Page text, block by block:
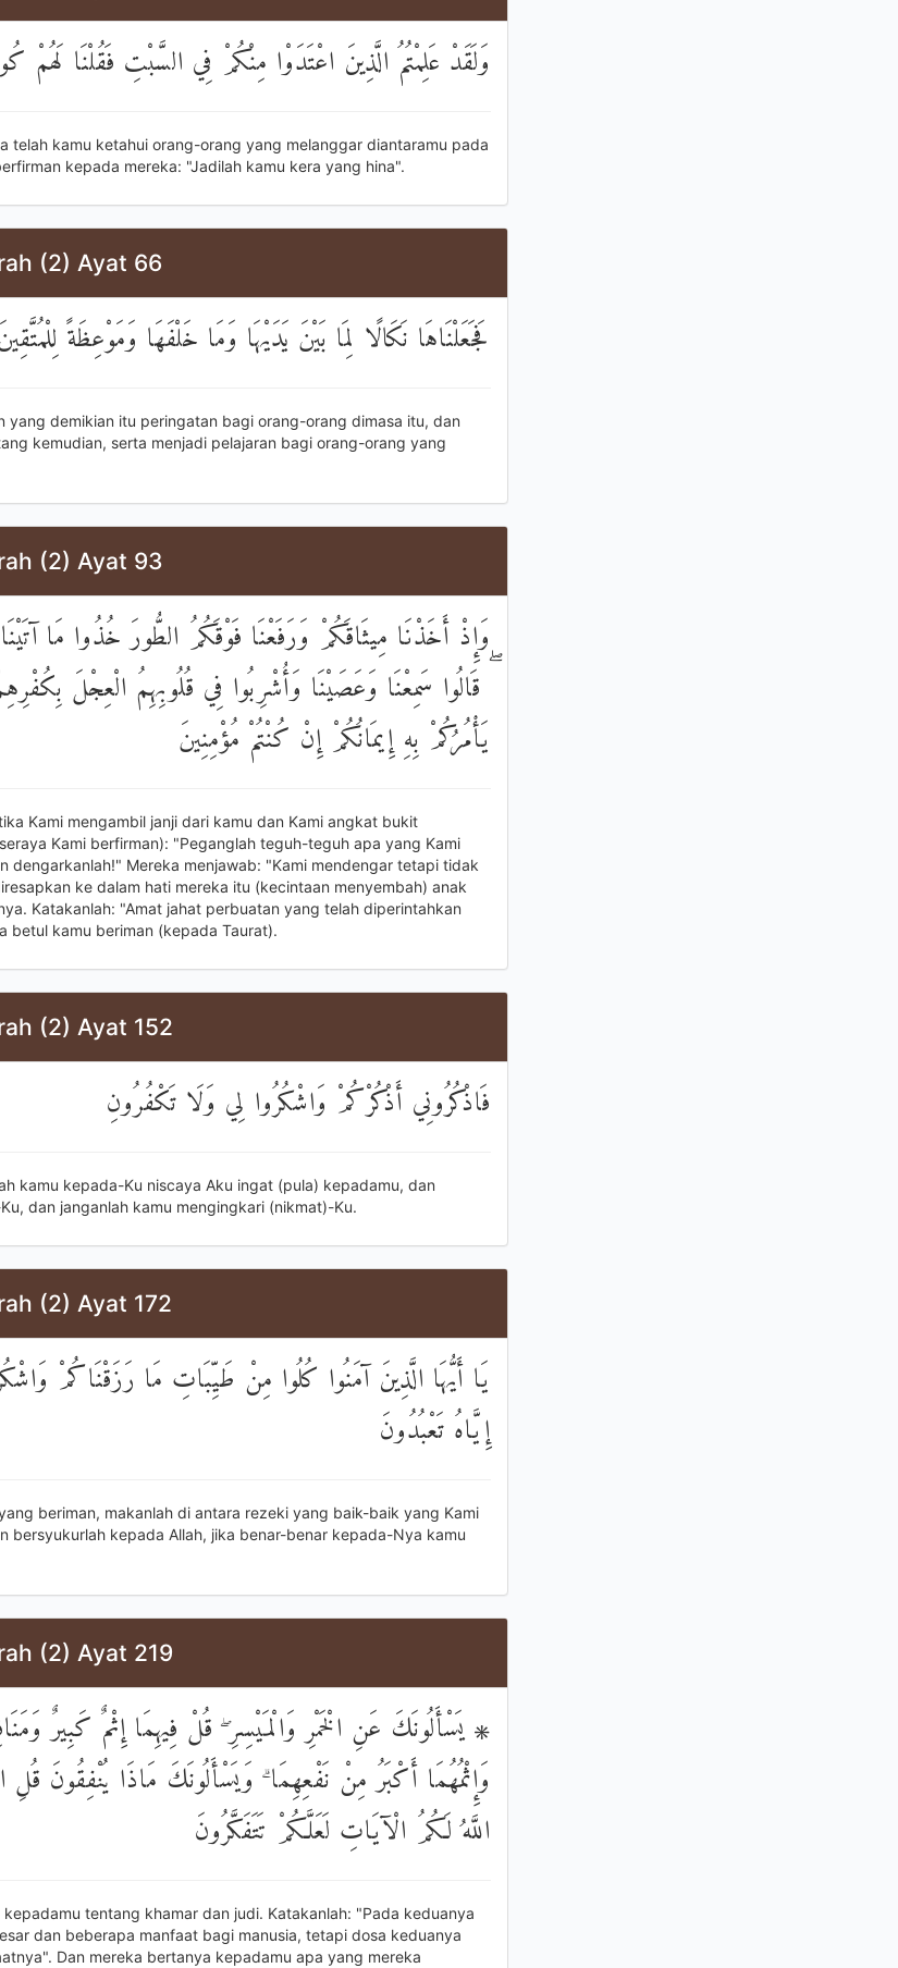
وَلَقَدْ عَلِمْتُمُ الَّذِينَ اعْتَدَوْا مِنْكُمْ فِي السَّبْتِ فَقُلْنَا لَهُمْ
telah kamu ketahui orang-orang yang melanggar diantaramu pada
kepada mereka: "Jadilah kamu kera yang hina".
(2) Ayat 66
فَجَعَلْنَاهَا نَكَالًا لِمَا بَيْنَ يَدَيْهَا وَمَا خَلْفَهَا وَمَوْعِظَةً
yang demikian itu peringatan bagi orang-orang dimasa itu, dan
kemudian, serta menjadi pelajaran bagi orang-orang yang
(2) Ayat 93
وَإِذْ أَخَذْنَا مِيثَاقَكُمْ وَرَفَعْنَا فَوْقَكُمُ الطُّورَ خُذُوا مَا
قَالُوا سَمِعْنَا وَعَصَيْنَا وَأُشْرِبُوا فِي قُلُوبِهِمُ الْعِجْلَ
يَأْمُرُكُمْ بِهِ إِيمَانُكُمْ إِنْ كُنْتُمْ مُؤْمِنِينَ
Kami mengambil janji dari kamu dan Kami angkat bukit
Kami berfirman): "Peganglah teguh-teguh apa yang Kami
dengarkanlah!" Mereka menjawab: "Kami mendengar tetapi tidak
ke dalam hati mereka itu (kecintaan menyembah) anak
Katakanlah: "Amat jahat perbuatan yang telah diperintahkan
betul kamu beriman (kepada Taurat).
(2) Ayat 152
فَاذْكُرُونِي أَذْكُرْكُمْ وَاشْكُرُوا لِي وَلَا تَكْفُرُونِ
kamu kepada-Ku niscaya Aku ingat (pula) kepadamu, dan
dan janganlah kamu mengingkari (nikmat)-Ku.
(2) Ayat 172
يَا أَيُّهَا الَّذِينَ آمَنُوا كُلُوا مِنْ طَيِّبَاتِ مَا رَزَقْنَاكُمْ
إِيَّاهُ تَعْبُدُونَ
beriman, makanlah di antara rezeki yang baik-baik yang Kami
bersyukurlah kepada Allah, jika benar-benar kepada-Nya kamu
(2) Ayat 219
۞ يَسْأَلُونَكَ عَنِ الْخَمْرِ وَالْمَيْسِرِ ۖ قُلْ فِيهِمَا إِثْمٌ كَبِيرٌ
وَإِثْمُهُمَا أَكْبَرُ مِنْ نَفْعِهِمَا ۗ وَيَسْأَلُونَكَ مَاذَا يُنْفِقُونَ
اللَّهُ لَكُمُ الْآيَاتِ لَعَلَّكُمْ تَتَفَكَّرُونَ
tentang khamar dan judi. Katakanlah: "Pada keduanya
dan beberapa manfaat bagi manusia, tetapi dosa keduanya
Dan mereka bertanya kepadamu apa yang mereka